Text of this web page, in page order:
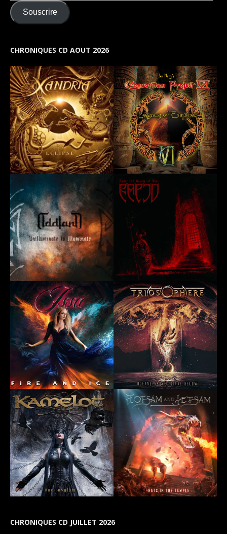
Souscrire
CHRONIQUES CD AOUT 2026
CHRONIQUES CD JUILLET 2026